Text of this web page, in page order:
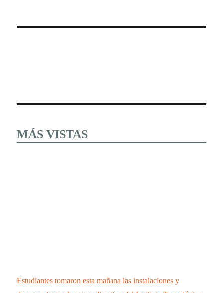
MÁS VISTAS
Estudiantes tomaron esta mañana las instalaciones y